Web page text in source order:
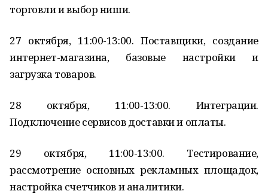
торговли и выбор ниши.
27 октября, 11:00-13:00. Поставщики, создание
интернет-магазина, базовые настройки и
загрузка товаров.
28 октября, 11:00-13:00. Интеграции.
Подключение сервисов доставки и оплаты.
29 октября, 11:00-13:00. Тестирование,
рассмотрение основных рекламных площадок,
настройка счетчиков и аналитики.